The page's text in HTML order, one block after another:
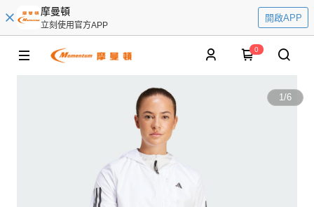
摩曼頓
立刻使用官方APP
開啟APP
0
1/6